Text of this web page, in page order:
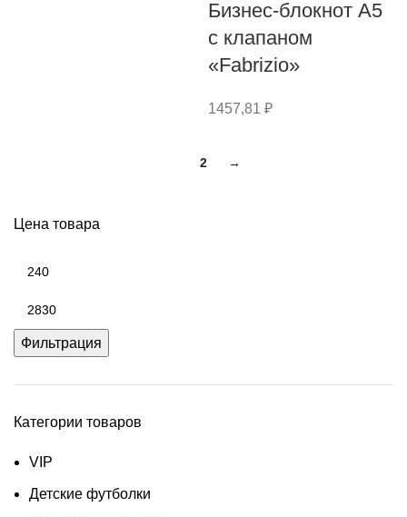
Цена товара
Фильтрация
Категории товаров
VIP
Детские футболки
Бизнес-блокнот А5
с клапаном
«Fabrizio»
1457,81 ₽
2 →